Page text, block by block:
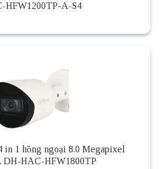
HFW1200TP-A-S4
in 1 hồng ngoại 8.0 Megapixel
HAC-HFW1800TP